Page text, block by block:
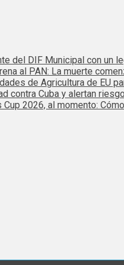
del DIF Municipal con un
al PAN: La muerte
de Agricultura de EU
contra Cuba y alertan
2026, al momento: